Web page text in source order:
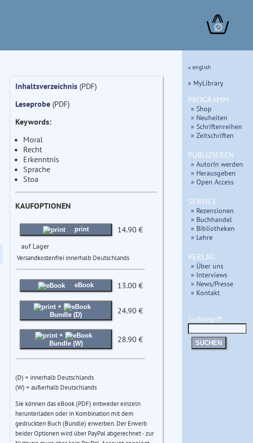
∅
Inhaltsverzeichnis(PDF)
Leseprobe(PDF)
Keywords:
Moral
Recht
Erkenntnis
Sprache
Stoa
KAUFOPTIONEN
print 14.90 €
auf Lager
Versandkostenfrei innerhalb Deutschlands
eBook 13.00 €
+
Bundle (D)
24.90 €
+
Bundle (W)
28.90 €
(D) = innerhalb Deutschlands
(W) = außerhalb Deutschlands
Sie können das eBook (PDF) entweder einzeln
herunterladen oder in Kombination mit dem
gedruckten Buch (Bundle) erwerben. Der Erwerb
beider Optionen wird über PayPal abgerechnet - zur
» english
» MyLibrary
PROGRAMM
» Shop
» Neuheiten
» Schriftenreihen
» Zeitschriften
PUBLIZIEREN
» AutorIn werden
» Herausgeben
» Open Access
SERVICE
» Rezensionen
» Buchhandel
» Bibliotheken
» Lehre
VERLAG
» Über uns
» Interviews
» News/Presse
» Kontakt
Suchbegriff
SUCHEN